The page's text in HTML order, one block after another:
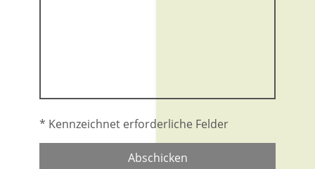
* Kennzeichnet erforderliche Felder
Abschicken